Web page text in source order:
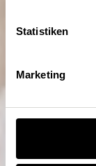
Statistiken
Marketing